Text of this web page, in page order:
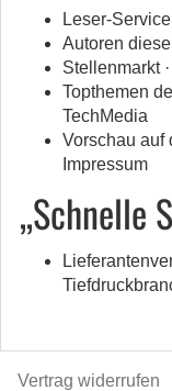
Leser-Service
Autoren
Stellenmarkt
Topthemen
TechMedia
Vorschau auf
Impressum
„Schnelle
Vertrag widerrufen